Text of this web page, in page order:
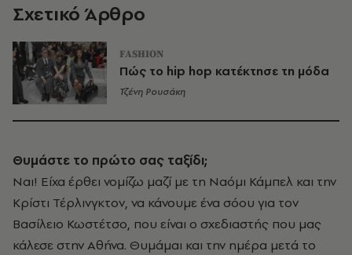
Σχετικό Άρθρο
FASHION
Πώς το hip hop κατέκτησε τη μόδα
Τζένη Ρουσάκη
Θυμάστε το πρώτο σας ταξίδι;
Ναι! Είχα έρθει νομίζω μαζί με τη Ναόμι Κάμπελ και την
Κρίστι Τέρλινγκτον, να κάνουμε ένα σόου για τον
Βασίλειο Κωστέτσο, που είναι ο σχεδιαστής που μας
κάλεσε στην Αθήνα. Θυμάμαι και την ημέρα μετά το